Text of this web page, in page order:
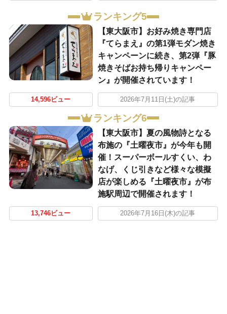
ランキング5
【東大阪市】お好み焼き専門店
『てらまえ』の第1弾モダン焼き
キャンペーンに続き、第2弾『豚
焼きそばお持ち帰りキャンペー
ン』が開催されています！
14,596ビュー 2026年7月11日(土)の記事
ランキング6
【東大阪市】夏の風物詩となる
布施の『土曜夜市』が今年も開
催！スーパーボールすくい、わ
なげ、くじ引きなど様々な模擬
店が楽しめる『土曜夜市』が布
施駅周辺で開催されます！
13,746ビュー 2026年7月16日(木)の記事